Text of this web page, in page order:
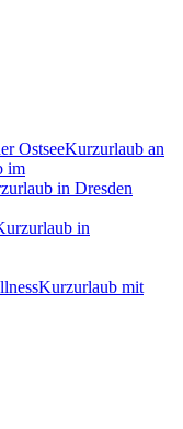
OstseeKurzurlaub an
im
in Dresden
in
Kurzurlaub mit